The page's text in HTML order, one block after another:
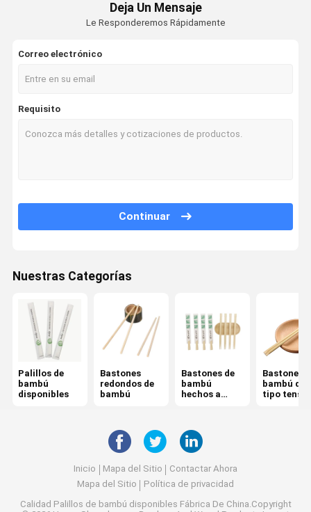
Palillos de bambú disponibles
Bastones de sushi japoneses
Los palillos desnudos
Palos de incienso de bambú
pinchos de bambú
Bastones de bambú para barbacoa
Cubiertos de bambú disponibles
fiambrera disponible
Los palillos Rikyu
Cepillo de dientes de bambú con cerdas suaves
Peine de bambú para el cabello
Deja Un Mensaje
Le Responderemos Rápidamente
Correo electrónico
Requisito
Continuar
Nuestras Categorías
Palillos de
bambú
disponibles
Bastones
redondos de
bambú
Bastones de
bambú
hechos a
Bastones
bambú de
tipo
Inicio Mapa del Sitio
Contactar Ahora
Mapa del Sitio
Política de privacidad
Calidad Palillos de bambú disponibles Fábrica De China.Copyright